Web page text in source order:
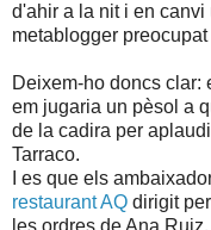
d'ahir a la nit i en
metablogger
Deixem-ho doncs clar:
em jugaria un pèsol a
de la cadira per
Tarraco.
I es que els
restaurant AQ dirigit